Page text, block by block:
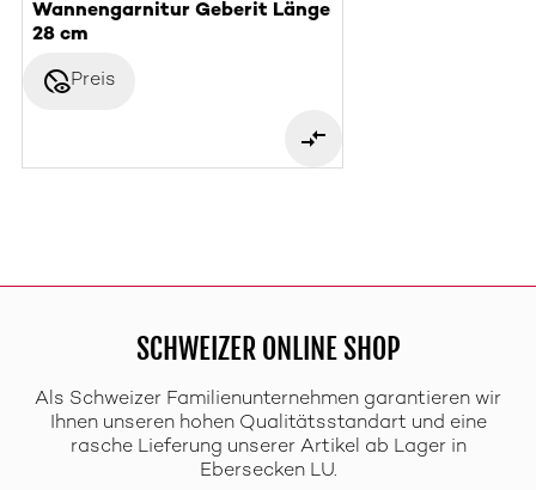
Wannengarnitur Geberit Länge
28 cm
disabled_visiblePreis
SCHWEIZER ONLINE SHOP
Als Schweizer Familienunternehmen garantieren wir
Ihnen unseren hohen Qualitätsstandart und eine
rasche Lieferung unserer Artikel ab Lager in
Ebersecken LU.